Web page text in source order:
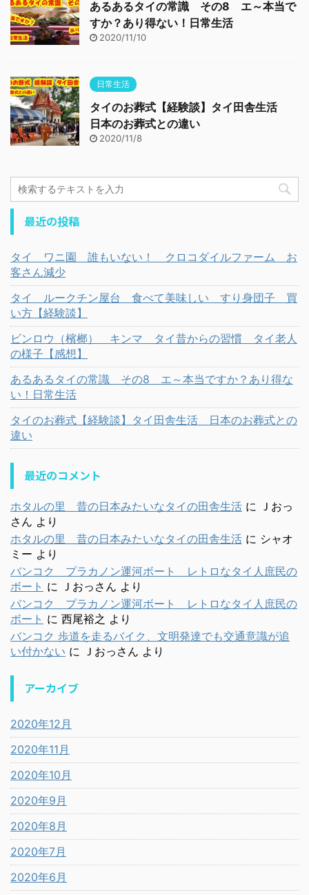
あるあるタイの常識 その8 エ～本当で
すか？あり得ない！日常生活
2020/11/10
日常生活
タイのお葬式【経験談】タイ田舎生活
日本のお葬式との違い
2020/11/8
最近の投稿
タイ ワニ園 誰もいない！ クロコダイルファーム お
客さん減少
タイ ルークチン屋台 食べて美味しい すり身団子 買
い方【経験談】
ビンロウ（檳榔） キンマ タイ昔からの習慣 タイ老人
の様子【感想】
あるあるタイの常識 その8 エ～本当ですか？あり得な
い！日常生活
タイのお葬式【経験談】タイ田舎生活 日本のお葬式との
違い
最近のコメント
ホタルの里 昔の日本みたいなタイの田舎生活 に Ｊおっ
さん より
ホタルの里 昔の日本みたいなタイの田舎生活 に シャオ
ミー より
バンコク プラカノン運河ボート レトロなタイ人庶民の
ボート に Ｊおっさん より
バンコク プラカノン運河ボート レトロなタイ人庶民の
ボート に 西尾裕之 より
バンコク 歩道を走るバイク、文明発達でも交通意識が追
い付かない に Ｊおっさん より
アーカイブ
2020年12月
2020年11月
2020年10月
2020年9月
2020年8月
2020年7月
2020年6月